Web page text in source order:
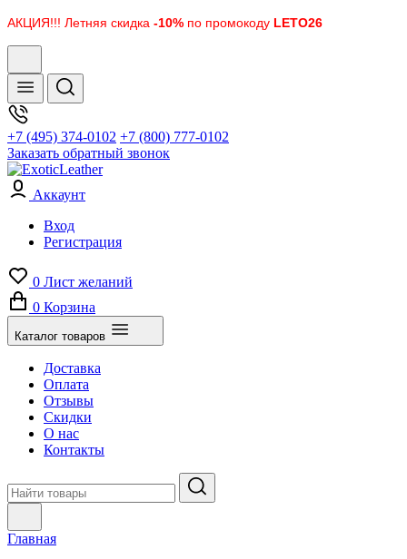
АКЦИЯ!!! Летняя скидка -10% по промокоду LETO26
+7 (495) 374-0102 +7 (800) 777-0102
Заказать обратный звонок
Аккаунт
Вход
Регистрация
0 Лист желаний
0 Корзина
Каталог товаров
Доставка
Оплата
Отзывы
Скидки
О нас
Контакты
Главная